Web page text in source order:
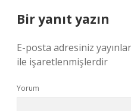
Bir yanıt yazın
E-posta adresiniz
ile işaretlenmişlerdir
Yorum